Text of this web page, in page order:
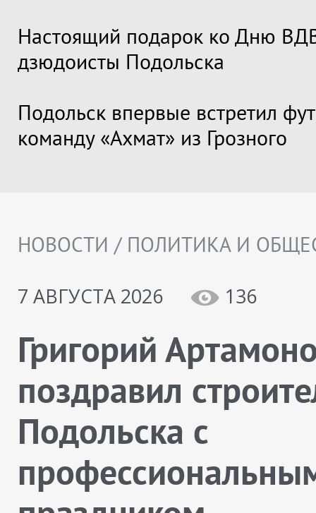
Настоящий подарок ко Дню
дзюдоисты Подольска
Подольск впервые встретил
команду «Ахмат» из Грозного
НОВОСТИ / ПОЛИТИКА И
7 АВГУСТА 2026
136
Григорий
поздравил
Подольска с